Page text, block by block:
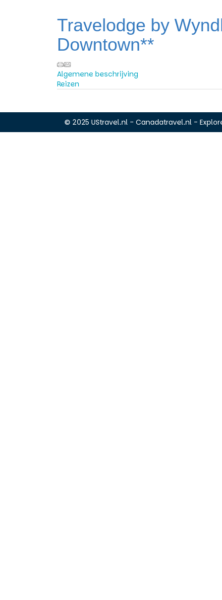
Travelodge by
Downtown**
Algemene beschrijving
Reizen
© 2025 UStravel.nl - Canadatravel.nl -